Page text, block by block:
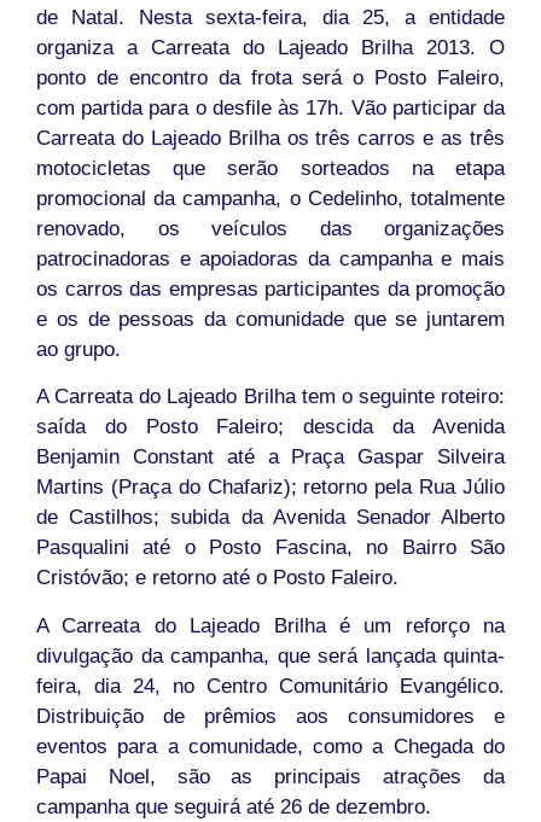
de Natal. Nesta sexta-feira, dia 25, a entidade
organiza a Carreata do Lajeado Brilha 2013. O
ponto de encontro da frota será o Posto Faleiro,
com partida para o desfile às 17h. Vão participar da
Carreata do Lajeado Brilha os três carros e as três
motocicletas que serão sorteados na etapa
promocional da campanha, o Cedelinho, totalmente
renovado, os veículos das organizações
patrocinadoras e apoiadoras da campanha e mais
os carros das empresas participantes da promoção
e os de pessoas da comunidade que se juntarem
ao grupo.
A Carreata do Lajeado Brilha tem o seguinte roteiro:
saída do Posto Faleiro; descida da Avenida
Benjamin Constant até a Praça Gaspar Silveira
Martins (Praça do Chafariz); retorno pela Rua Júlio
de Castilhos; subida da Avenida Senador Alberto
Pasqualini até o Posto Fascina, no Bairro São
Cristóvão; e retorno até o Posto Faleiro.
A Carreata do Lajeado Brilha é um reforço na
divulgação da campanha, que será lançada quinta-
feira, dia 24, no Centro Comunitário Evangélico.
Distribuição de prêmios aos consumidores e
eventos para a comunidade, como a Chegada do
Papai Noel, são as principais atrações da
campanha que seguirá até 26 de dezembro.